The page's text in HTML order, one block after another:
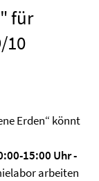
für
10
Erden“ könnt
15:00 Uhr -
arbeiten